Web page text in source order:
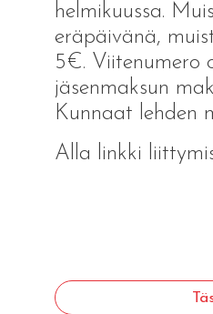
helmikuussa.
eräpäivänä,
5€. Viitenumero
jäsenmaksun
Kunnaat lehden
Alla linkki